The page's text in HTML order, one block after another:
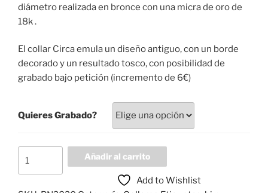
diámetro realizada en bronce con una micra de oro de
18k .
El collar Circa emula un diseño antiguo, con un borde
decorado y un resultado tosco, con posibilidad de
grabado bajo petición (incremento de 6€)
Quieres Grabado?
Circa
Añadir al carrito
Add to Wishlist